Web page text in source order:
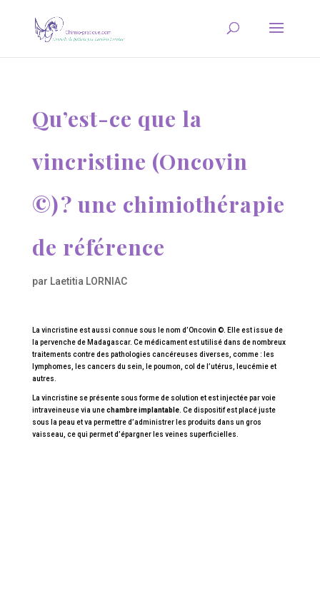
Qu’est-ce que la
vincristine (Oncovin
©) ? une chimiothérapie
de référence
par Laetitia LORNIAC
La vincristine est aussi connue sous le nom d’Oncovin ©. Elle est issue de
la pervenche de Madagascar. Ce médicament est utilisé dans de nombreux
traitements contre des pathologies cancéreuses diverses, comme : les
lymphomes, les cancers du sein, le poumon, col de l’utérus, leucémie et
autres.
La vincristine se présente sous forme de solution et est injectée par voie
intraveineuse via unechambre implantable. Ce dispositif est placé juste
sous la peau et va permettre d’administrer les produits dans un gros
vaisseau, ce qui permet d’épargner les veines superficielles.